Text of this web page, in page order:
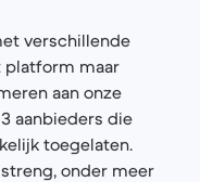
verschillende
platform maar
aan onze
aanbieders die
toegelaten.
onder meer